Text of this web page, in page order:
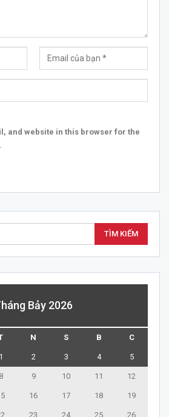
and website in this browser for the
Bảy 2026
N S B C
1 2 3 4 5
8 9 10 11 12
16 17 18 19
23 24 25 26